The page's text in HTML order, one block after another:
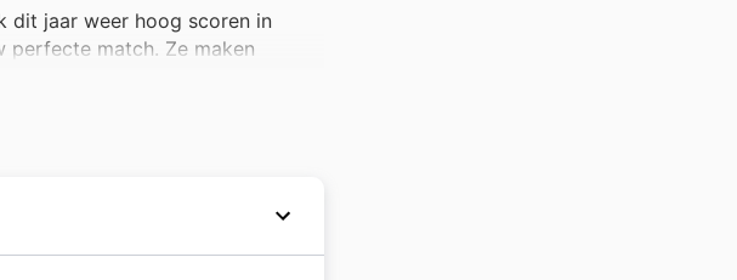
dit jaar weer hoog scoren in
perfecte match. Ze maken
zeker met de
een breed assortiment. Zorg